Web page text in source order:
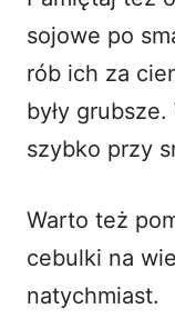
sojowe po
rób ich za
były
szybko przy
Warto też
cebulki na
natychmiast.